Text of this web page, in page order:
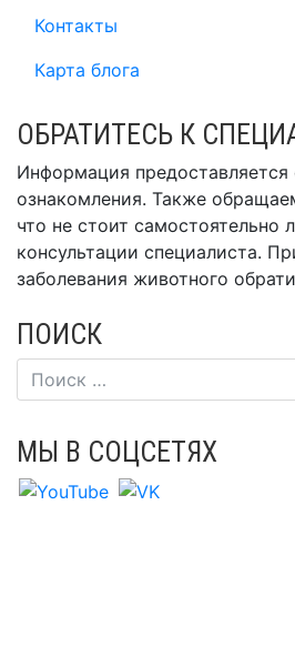
Контакты
Карта блога
ОБРАТИТЕСЬ К
Информация предоставляется
ознакомления. Также
что не стоит самостоятельно
консультации специалиста.
заболевания животного
ПОИСК
МЫ В СОЦСЕТЯХ